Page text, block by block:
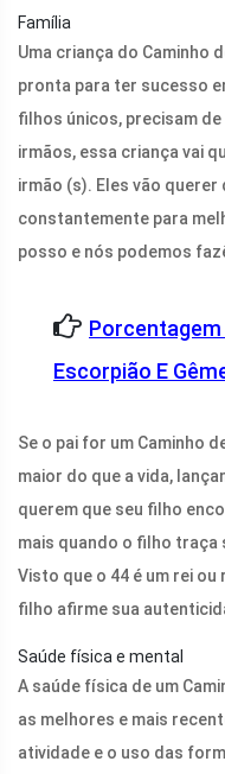
Família
Uma criança do Caminho
pronta para ter sucesso
filhos únicos, precisam
irmãos, essa criança vai
irmão (s). Eles vão
constantemente para
posso e nós podemos
Porcentagem
Escorpião E
Se o pai for um Caminho
maior do que a vida,
querem que seu filho
mais quando o filho traça
Visto que o 44 é um rei ou
filho afirme sua
Saúde física e mental
A saúde física de um
as melhores e mais
atividade e o uso das